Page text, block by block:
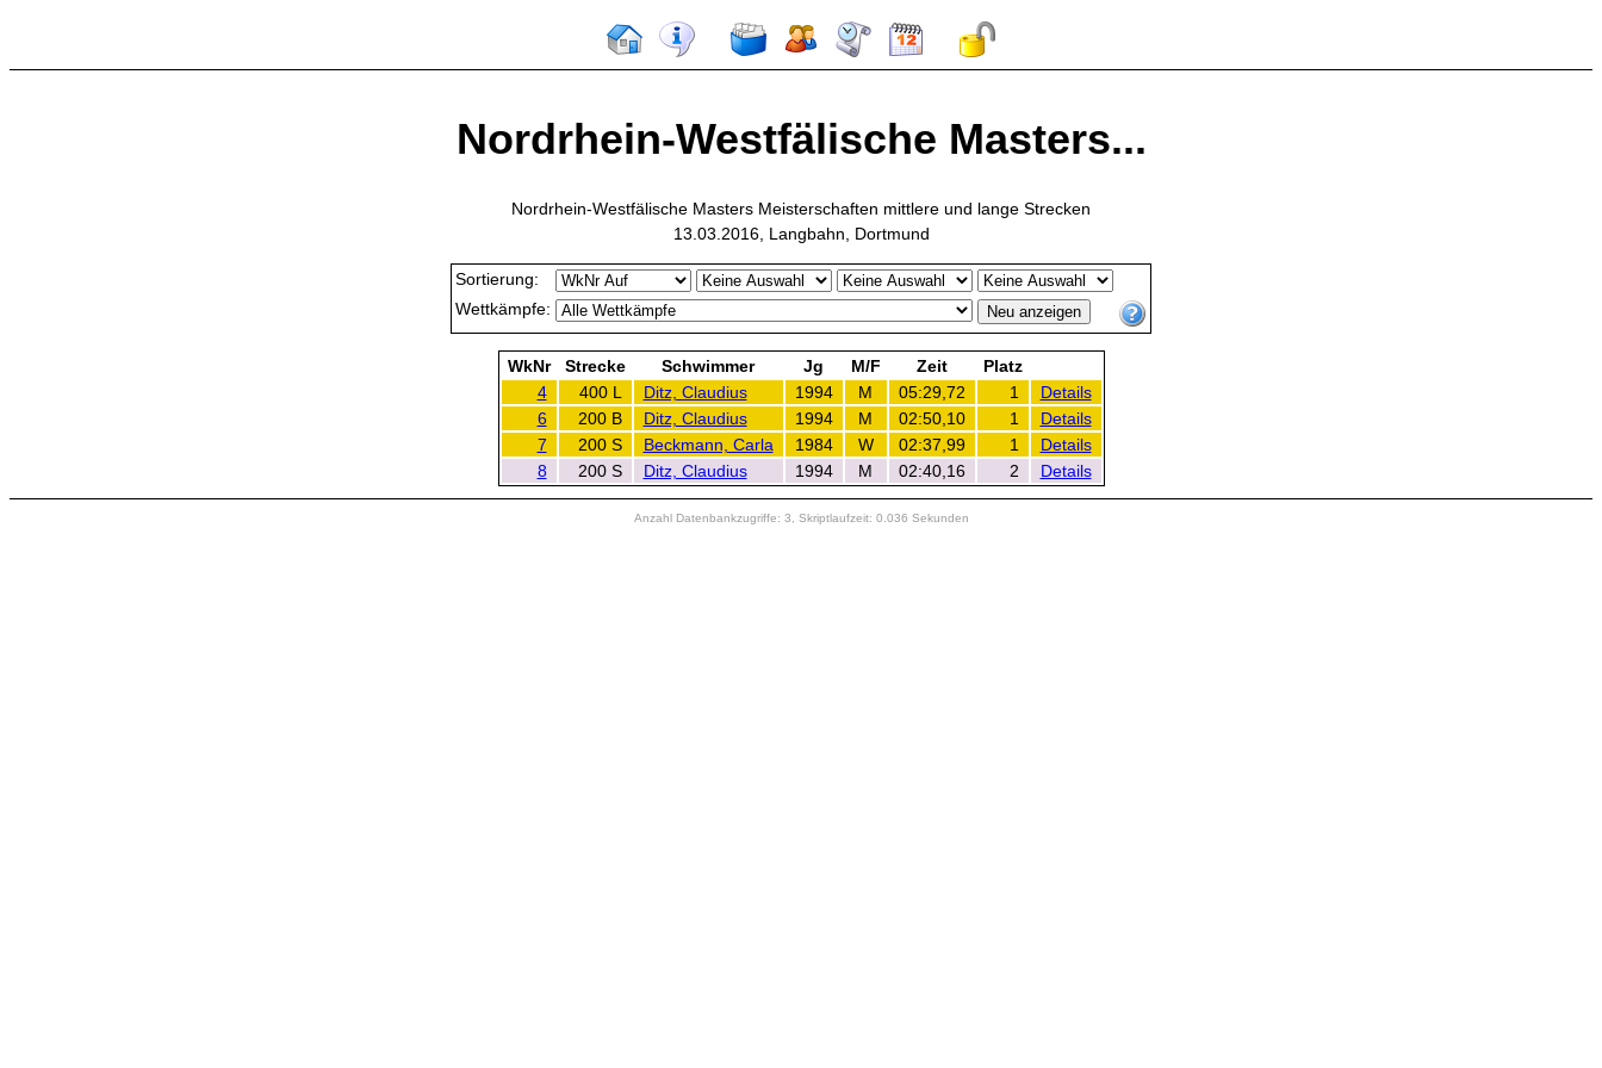
Nordrhein-Westfälische Masters...
Nordrhein-Westfälische Masters Meisterschaften mittlere und lange Strecken
13.03.2016, Langbahn, Dortmund
Sortierung:
Wettkämpfe:
WkNr Strecke Schwimmer Jg M/F Zeit
Platz
4
400 L Ditz, Claudius 1994 M 05:29,72 1
Details
6
200 B Ditz, Claudius 1994 M 02:50,10 1
Details
7
200 S Beckmann, Carla 1984 W 02:37,99 1
Details
8
200 S Ditz, Claudius 1994 M 02:40,16 2 Details
Anzahl Datenbankzugriffe: 3, Skriptlaufzeit: 0.036 Sekunden